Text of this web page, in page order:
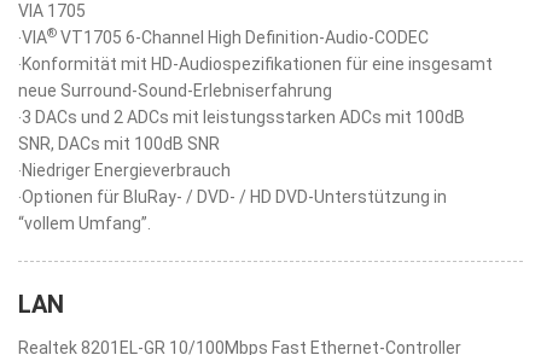
VIA 1705
‧VIA® VT1705 6-Channel High Definition-Audio-CODEC
‧Konformität mit HD-Audiospezifikationen für eine insgesamt
neue Surround-Sound-Erlebniserfahrung
‧3 DACs und 2 ADCs mit leistungsstarken ADCs mit 100dB
SNR, DACs mit 100dB SNR
‧Niedriger Energieverbrauch
‧Optionen für BluRay- / DVD- / HD DVD-Unterstützung in
“vollem Umfang”.
LAN
Realtek 8201EL-GR 10/100Mbps Fast Ethernet-Controller